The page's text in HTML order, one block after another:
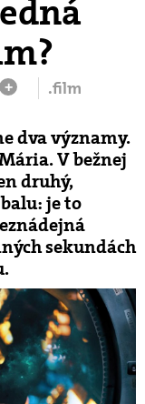
+ .film
dva významy.
V bežnej
druhý,
je to
sekundách